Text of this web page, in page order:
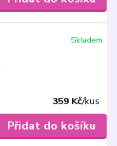
359 Kč/kus
Skladem
Přidat do košíku